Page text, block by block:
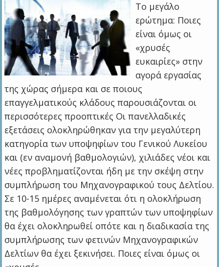
Το μεγάλο
ερώτημα: Ποιες
είναι όμως οι
«χρυσές
ευκαιρίες» στην
αγορά εργασίας
της χώρας σήμερα και σε ποιους
επαγγελματικούς κλάδους παρουσιάζονται οι
περισσότερες προοπτικές Οι πανελλαδικές
εξετάσεις ολοκληρώθηκαν για την μεγαλύτερη
κατηγορία των υποψηφίων του Γενικού Λυκείου
και (εν αναμονή βαθμολογιών), χιλιάδες νέοι και
νέες προβληματίζονται ήδη με την σκέψη στην
συμπλήρωση του Μηχανογραφικού τους Δελτίου.
Σε 10-15 ημέρες αναμένεται ότι η ολοκλήρωση
της βαθμολόγησης των γραπτών των υποψηφίων
θα έχει ολοκληρωθεί οπότε και η διαδικασία της
συμπλήρωσης των φετινών Μηχανογραφικών
Δελτίων θα έχει ξεκινήσει. Ποιες είναι όμως οι